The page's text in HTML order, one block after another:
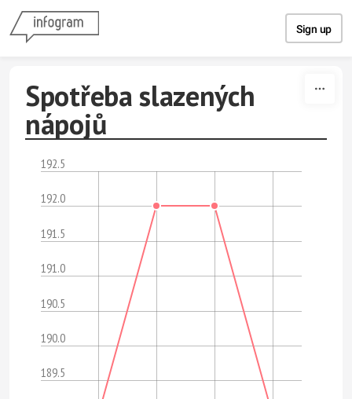
Sign up
Spotřeba slazených
nápojů
189.5
190.0
190.5
191.0
191.5
192.0
192.5